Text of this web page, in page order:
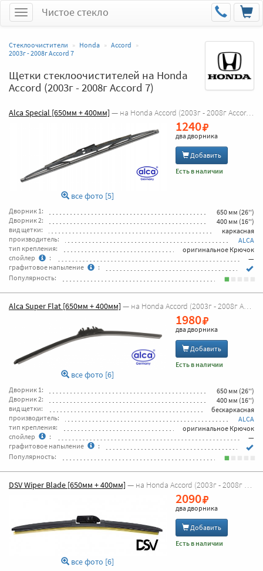
МенюЧистое стекло
Стеклоочистители Honda
Accord
2003г - 2008г Accord 7
Щетки стеклоочистителей на Honda
Accord (2003г - 2008г Accord 7)
Alca Special [650мм + 400мм] — на Honda Accord (2003г - 2008г Accord 7 )
все фото [5]
1240
два дворника
Добавить
Есть в наличии
Дворник 1:
650 мм (26'')
Дворник 2:
400 мм (16'')
вид щетки:
каркасная
производитель:
ALCA
тип крепления:
оригинальное Крючок
спойлер
:
—
графитовое напыление
:
Популярность:
Alca Super Flat [650мм + 400мм] — на Honda Accord (2003г - 2008г Accord 7 )
все фото [6]
1980
два дворника
Добавить
Есть в наличии
Дворник 1:
650 мм (26'')
Дворник 2:
400 мм (16'')
вид щетки:
бескаркасная
производитель:
ALCA
тип крепления:
оригинальное Крючок
спойлер
:
—
графитовое напыление
:
Популярность:
DSV Wiper Blade [650мм + 400мм] — на Honda Accord (2003г - 2008г Accord 7 )
все фото [6]
2090
два дворника
Добавить
Есть в наличии